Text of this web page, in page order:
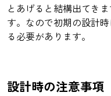
とあげると結構出てき
す。なので初期の設計
る必要があります。
設計時の注意事項